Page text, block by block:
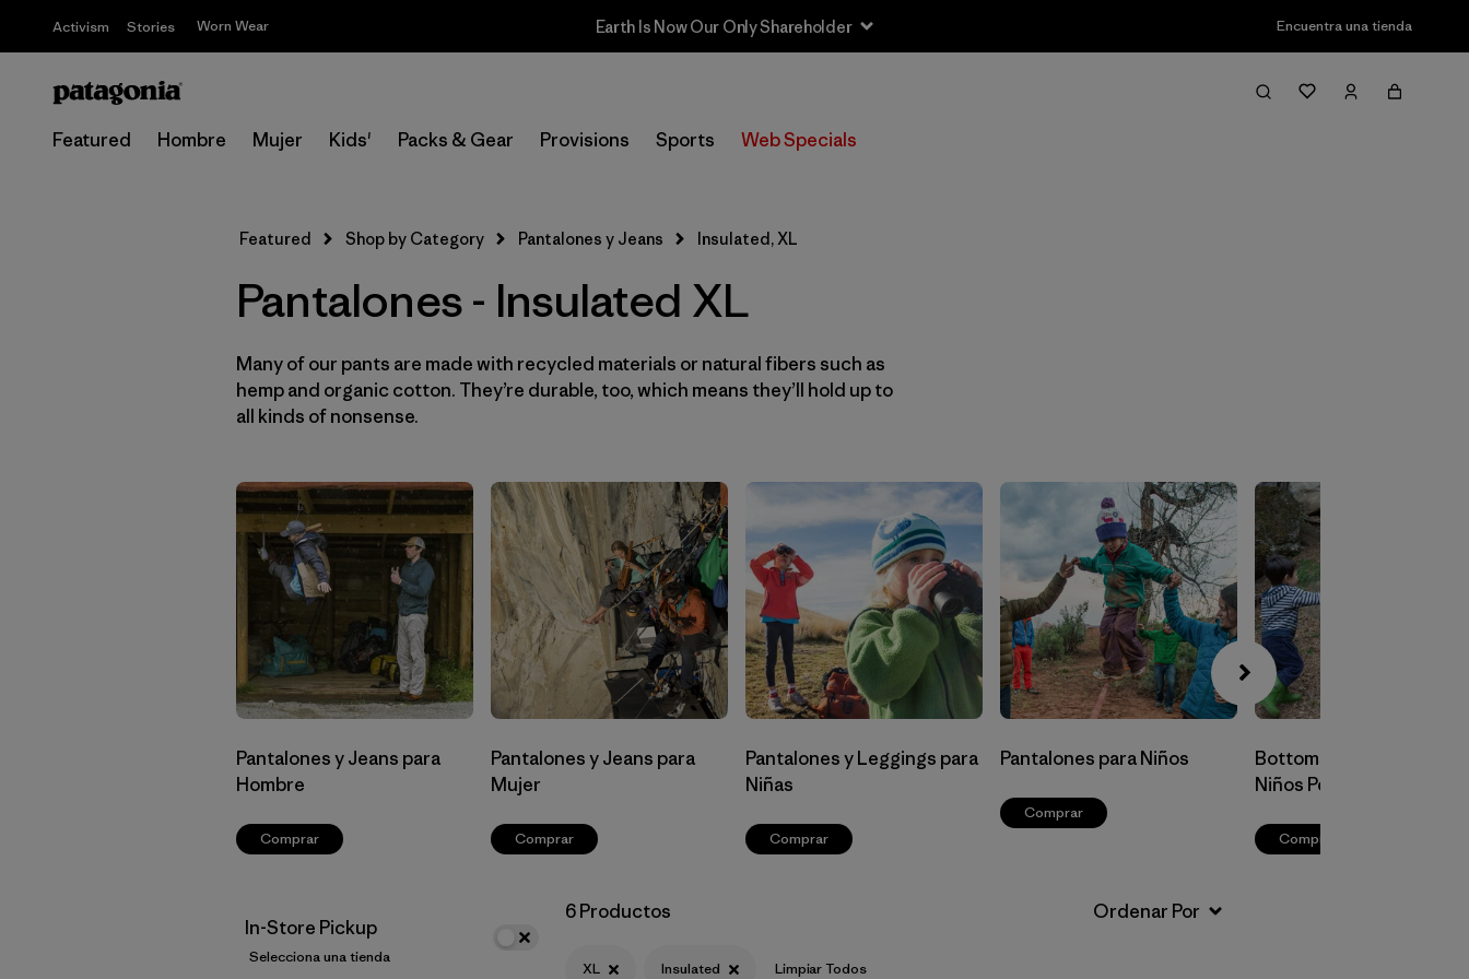
Activism Stories Worn Wear Earth Is Now Our Only Shareholder Encuentra una tienda
Featured Hombre Mujer Kids' Packs & Gear Provisions Sports Web Specials
Filter & Sort
Selecciona una tienda
Filtrar por
Price
Filtrar por
Size 1
Filtrar por
Fit
Filtrar por
Features & Processes 1
Filtrar por
Materials & Fabric
Filtrar por
Sport
Filtrar por
Product Family
Filtrar por
Gender
Featured Shop by Category Pantalones y Jeans Insulated, XL
Pantalones - Insulated XL
Many of our pants are made with recycled materials or natural fibers such as
hemp and organic cotton. They’re durable, too, which means they’ll hold up to
all kinds of nonsense.
Pantalones y Jeans para
Hombre
Comprar
Pantalones y Jeans para
Mujer
Comprar
Pantalones y Leggings para
Niñas
Comprar
Pantalones para Niños
Comprar
Bottoms para Bebés y
Niños Pequeños
Comprar
In-Store Pickup
Selecciona una tienda
6 Productos
XL Insulated Limpiar Todos